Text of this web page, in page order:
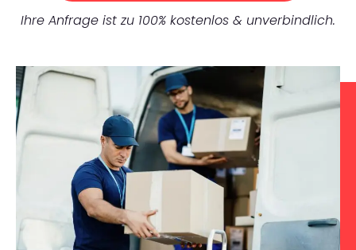
Ihre Anfrage ist zu 100% kostenlos & unverbindlich.